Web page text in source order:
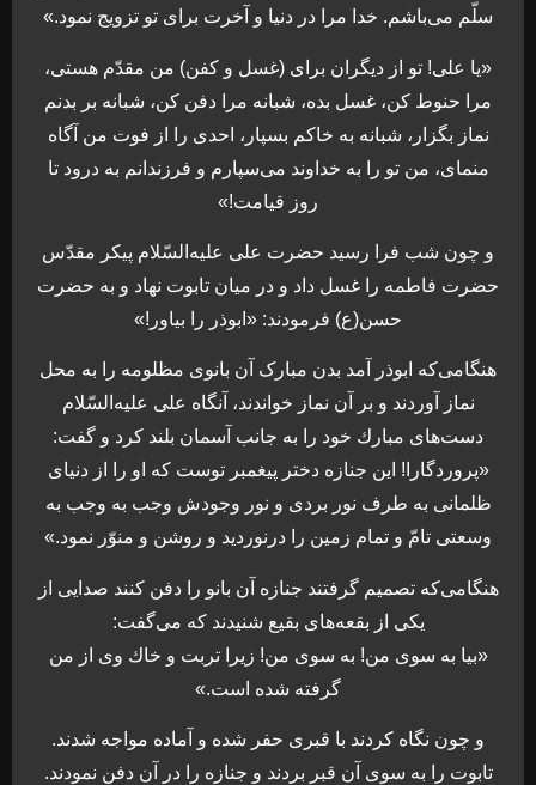
سلّم مى‏‌باشم. خدا مرا در دنيا و آخرت براى تو تزويج نمود.»
«يا على! تو از ديگران براى (غسل و كفن) من مقدّم هستى،
مرا حنوط كن، غسل بده، شبانه مرا دفن كن، شبانه بر بدنم
نماز بگزار، شبانه به خاكم بسپار، احدى را از فوت من آگاه
منماى، من تو را به خداوند مى‌‏سپارم و فرزندانم به درود تا
روز قيامت!»
و چون شب فرا رسيد حضرت على عليه‌السّلام پيكر مقدّس
حضرت فاطمه را غسل داد و در ميان تابوت نهاد و به حضرت
حسن(ع) فرمودند: «ابوذر را بياور!»
هنگامى‌كه ابوذر آمد بدن مبارک آن بانوى مظلومه را به محل
نماز آوردند و بر آن نماز خواندند، آنگاه على عليه‌السّلام
دست‌هاى مبارك خود را به جانب آسمان بلند كرد و گفت:
«پروردگارا! اين جنازه دختر پيغمبر توست كه او را از دنياى
ظلمانى به طرف نور بردى و نور وجودش وجب به وجب به
وسعتى تامّ و تمام زمين را درنورديد و روشن و منوّر نمود.»
هنگامى‌كه تصميم گرفتند جنازه آن بانو را دفن كنند صدايى از
يكى از بقعه‏‌هاى بقيع شنيدند كه مى‏‌گفت:
«بيا به سوى من! به سوى من! زيرا تربت و خاك وى از من
گرفته شده است.»
و چون نگاه كردند با قبرى حفر شده و آماده مواجه شدند.
تابوت را به سوى آن قبر بردند و جنازه را در آن دفن نمودند.